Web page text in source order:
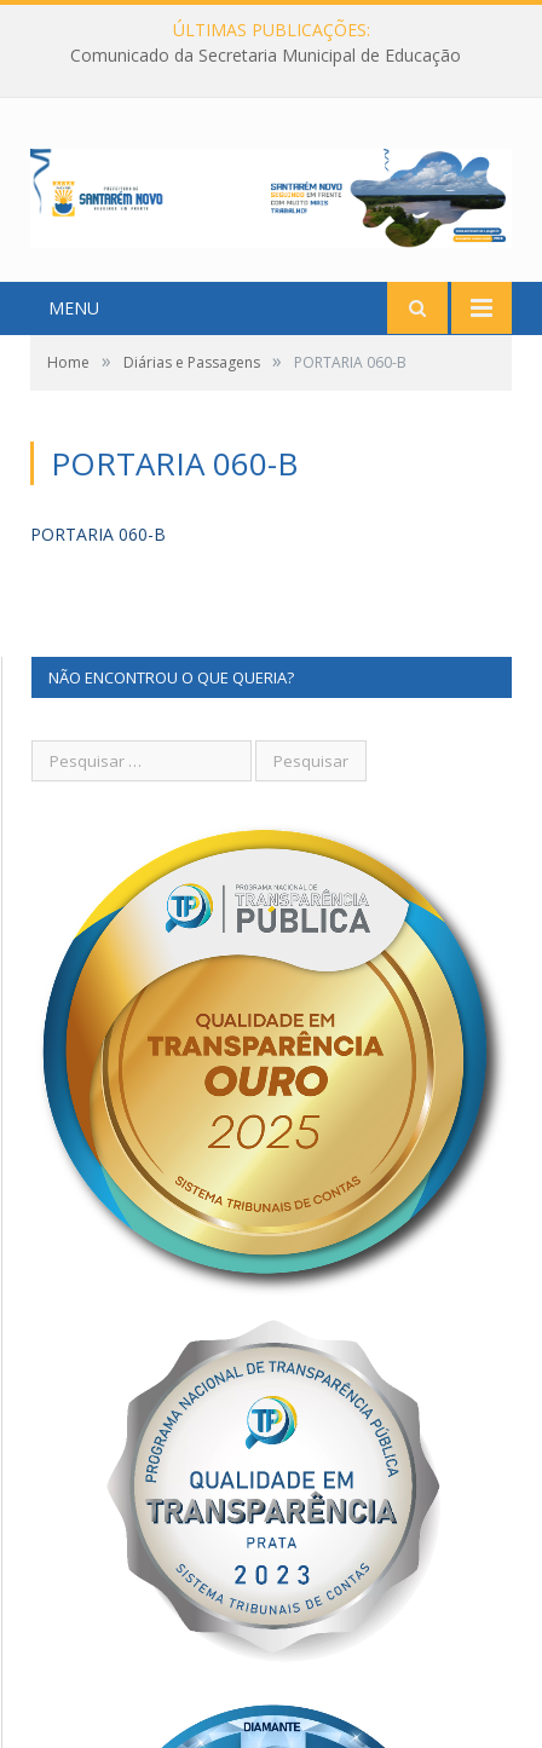
ÚLTIMAS PUBLICAÇÕES:
Comunicado da Secretaria Municipal de Educação
MENU
Home » Diárias e Passagens » PORTARIA 060-B
PORTARIA 060-B
PORTARIA 060-B
NÃO ENCONTROU O QUE QUERIA?